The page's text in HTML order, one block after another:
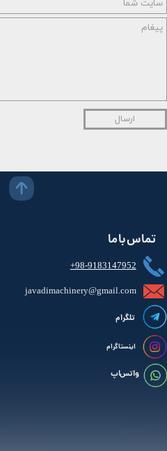
ارسال
+98-9183147952
تماس با ما
اینستاگرام
javadimachinery@gmail.com​​​​​​​​
تلگرام
واتس اپ